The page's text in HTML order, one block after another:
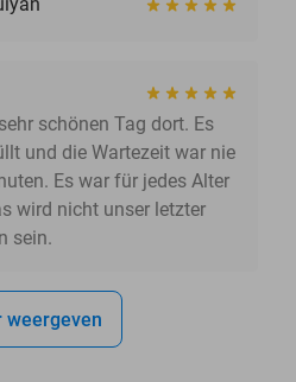
schönen Tag dort. Es
und die Wartezeit war nie
Es war für jedes Alter
wird nicht unser letzter
sein.
weergeven